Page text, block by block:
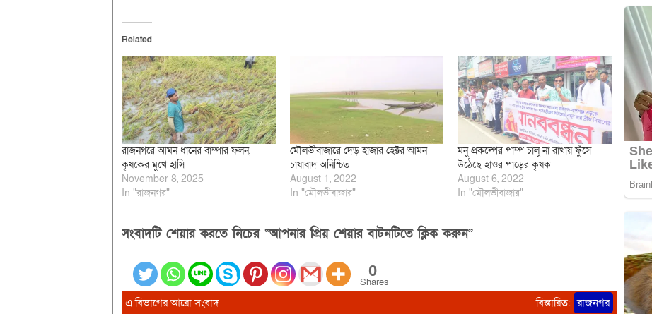
Related
রাজনগরে আমন ধানের বাম্পার ফলন,
কৃষকের মুখে হাসি
November 8, 2025
In "রাজনগর"
মৌলভীবাজারে দেড় হাজার হেক্টর আমন
চাষাবাদ অনিশ্চিত
August 1, 2022
In "মৌলভীবাজার"
মনু প্রকল্পের পাম্প চালু না রাখায় ফুঁসে
উঠেছে হাওর পাড়ের কৃষক
August 6, 2022
In "মৌলভীবাজার"
সংবাদটি শেয়ার করতে নিচের “আপনার প্রিয় শেয়ার বাটনটিতে ক্লিক করুন”
0
Shares
এ বিভাগের আরো সংবাদ বিস্তারিত: রাজনগর